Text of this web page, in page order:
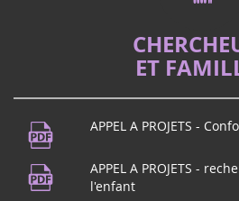
ET
APPEL A PROJETS -
APPEL A PROJETS -
l'enfant